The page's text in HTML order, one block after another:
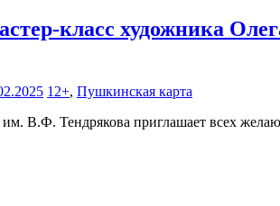
класс художника
12+, Пушкинская карта
В.Ф. Тендрякова приглашает всех